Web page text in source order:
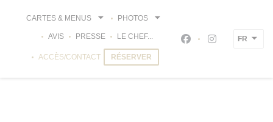
CARTES & MENUS PHOTOS
AVIS PRESSE LE CHEF...
ACCÈS/CONTACT RÉSERVER
Facebook ((ouvre
Instagram
FR